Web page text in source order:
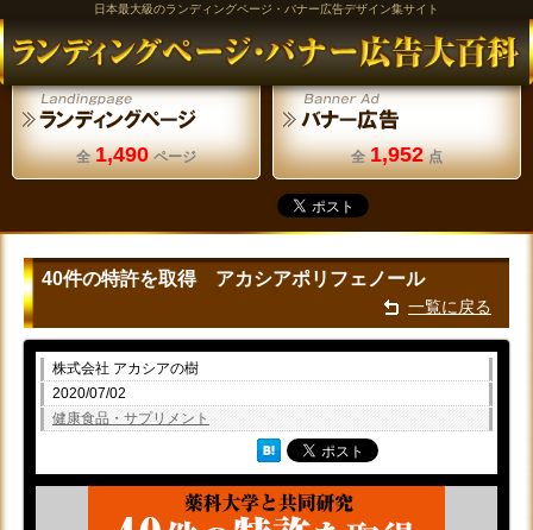
日本最大級のランディングページ・バナー広告デザイン集サイト
全 1,490 ページ 全 1,952 点
40件の特許を取得 アカシアポリフェノール
一覧に戻る
株式会社 アカシアの樹
2020/07/02
健康食品・サプリメント